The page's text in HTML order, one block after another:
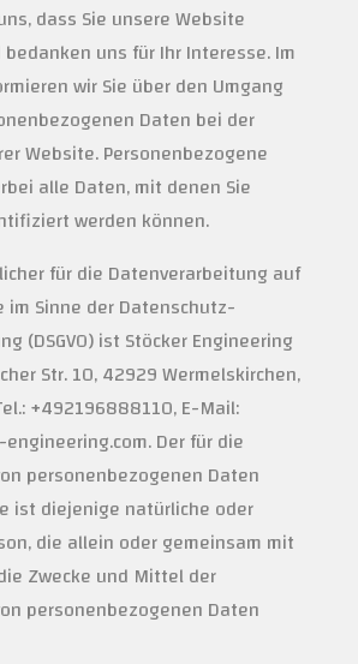
dass Sie unsere Website
uns für Ihr Interesse. Im
wir Sie über den Umgang
Daten bei der
Website. Personenbezogene
alle Daten, mit denen Sie
werden können.
für die Datenverarbeitung auf
im Sinne der Datenschutz-
(DSGVO) ist Stöcker Engineering
Str. 10, 42929 Wermelskirchen,
+492196888110, E-Mail:
Der für die
personenbezogenen Daten
ist diejenige natürliche oder
die allein oder gemeinsam mit
Zwecke und Mittel der
personenbezogenen Daten